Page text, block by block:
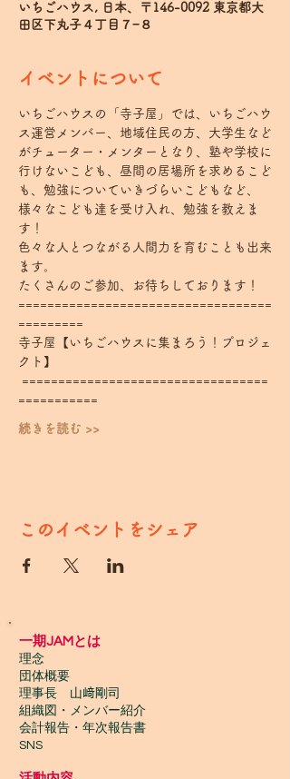
いちごハウス, 日本、〒146-0092 東京都大
田区下丸子４丁目７−８
イベントについて
いちごハウスの「寺子屋」では、いちごハウ
ス運営メンバー、地域住民の方、大学生など
がチューター・メンターとなり、塾や学校に
行けないこども、昼間の居場所を求めるこど
も、勉強についていきづらいこどもなど、
様々なこども達を受け入れ、勉強を教えま
す！
色々な人とつながる人間力を育むことも出来
ます。
たくさんのご参加、お待ちしております！
===================================
=========
寺子屋【いちごハウスに集まろう！プロジェ
クト】
==================================
===========
続きを読む >>
このイベントをシェア
一期JAMとは
理念
団体概要
理事長 山﨑剛司
組織図・メンバー紹介
会計報告​・年次報告書
SNS